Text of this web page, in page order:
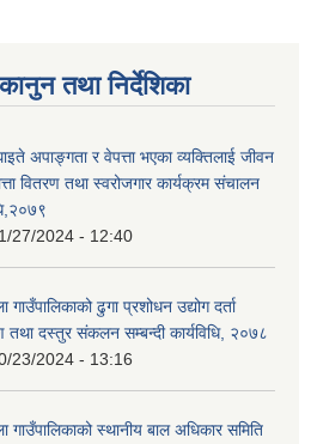
तथा निर्देशिका
अपाङ्गता र वेपत्ता भएका व्यक्तिलाई जीवन
वितरण तथा स्वरोजगार कार्यक्रम संचालन
27/2024 - 12:40
गाउँपालिकाको ढुगा प्रशोधन उद्योग दर्ता
तथा दस्तुर संकलन सम्बन्दी कार्यविधि, २०७८
23/2024 - 13:16
गाउँपालिकाको स्थानीय बाल अधिकार समिति